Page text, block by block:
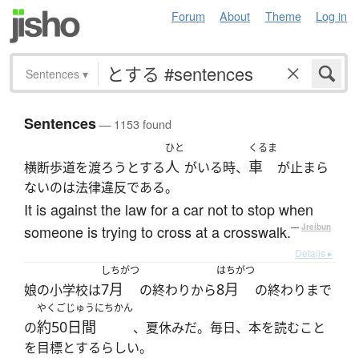
Forum About Theme Log in
Sentences ▾
Sentences— 1153 found
横断歩道を渡ろうとする
ひと
人 がいる時、
くるま
車
が止まら
ないのは法律違反である。
It is against the law for a car not to stop when
someone is trying to cross at a crosswalk.— Jreibun
Details ▸
娘の小学校は
しちがつ
7月 の終わりから
はちがつ
8月 の終わりまで
の
やくごじゅうにちかん
約50日間
、夏休みだ。毎日、本を読むこと
を目標とするらしい。